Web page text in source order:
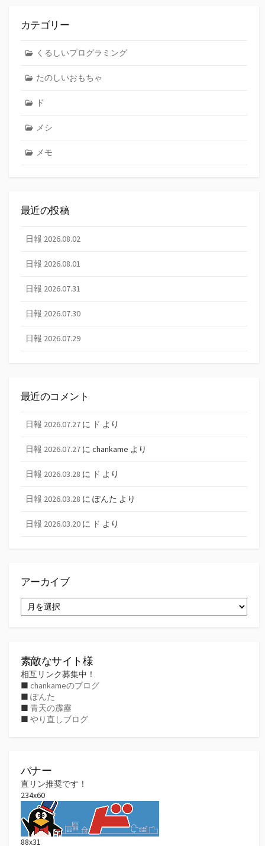
カテゴリー
くるしいプログラミング
たのしいおもちゃ
ド
メシ
メモ
最近の投稿
日報 2026.08.02
日報 2026.08.01
日報 2026.07.31
日報 2026.07.30
日報 2026.07.29
最近のコメント
日報 2026.07.27 に ド より
日報 2026.07.27 に chankame より
日報 2026.03.28 に ド より
日報 2026.03.28 に ぽんた より
日報 2026.03.20 に ド より
アーカイブ
ー
素敵なサイト様
相互リンク募集中！
■ chankameのブログ
■ ぽんた
■ 青天の霹靂
■ やり直しブログ
バナー
直リン推奨です！
234x60
88x31